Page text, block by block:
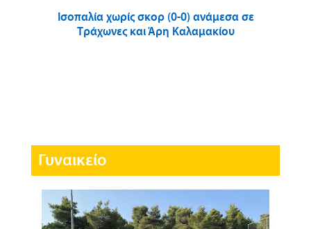
Ισοπαλία χωρίς σκορ (0-0) ανάμεσα σε
Τράχωνες και Άρη Καλαμακίου
Γυναικείο